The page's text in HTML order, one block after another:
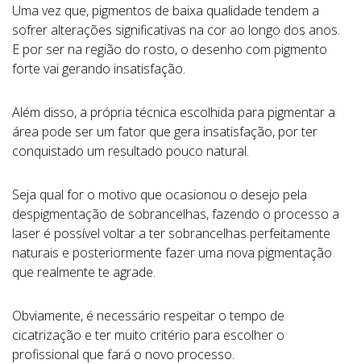
Uma vez que, pigmentos de baixa qualidade tendem a
sofrer alterações significativas na cor ao longo dos anos.
E por ser na região do rosto, o desenho com pigmento
forte vai gerando insatisfação.
Além disso, a própria técnica escolhida para pigmentar a
área pode ser um fator que gera insatisfação, por ter
conquistado um resultado pouco natural.
Seja qual for o motivo que ocasionou o desejo pela
despigmentação de sobrancelhas, fazendo o processo a
laser é possível voltar a ter sobrancelhas perfeitamente
naturais e posteriormente fazer uma nova pigmentação
que realmente te agrade.
Obviamente, é necessário respeitar o tempo de
cicatrização e ter muito critério para escolher o
profissional que fará o novo processo.